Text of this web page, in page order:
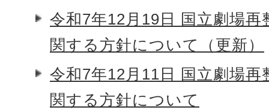
令和7年12月19日 国立劇場
関する方針について（更新）
令和7年12月11日 国立劇場
関する方針について